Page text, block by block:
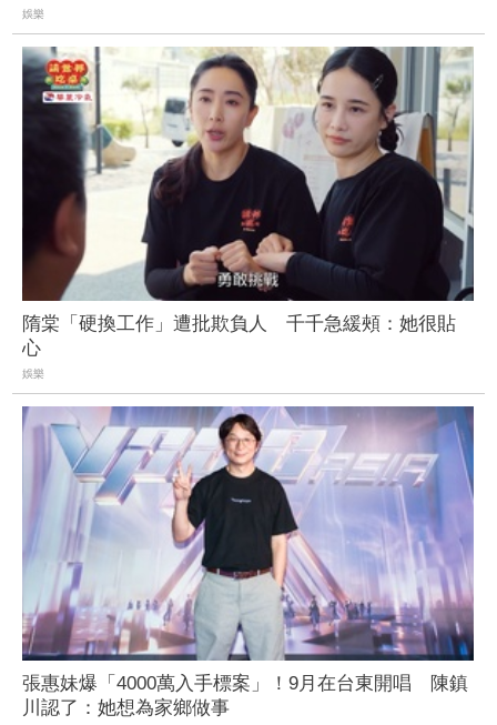
娛樂
隋棠「硬換工作」遭批欺負人 千千急緩頰：她很貼
心
娛樂
張惠妹爆「4000萬入手標案」！9月在台東開唱 陳鎮
川認了：她想為家鄉做事